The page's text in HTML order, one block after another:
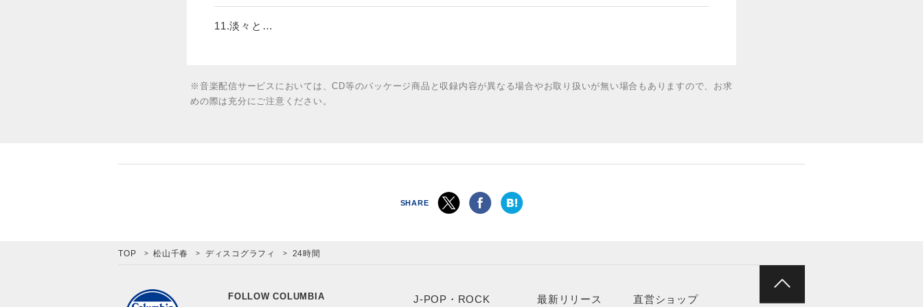
11.淡々と…
※音楽配信サービスにおいては、CD等のパッケージ商品と収録内容が異なる場合やお取り扱いが無い場合もありますので、お求
めの際は充分にご注意ください。
SHARE
TOP 松山千春 ディスコグラフィ 24時間
FOLLOW COLUMBIA
J-POP・ROCK 最新リリース 直営ショップ